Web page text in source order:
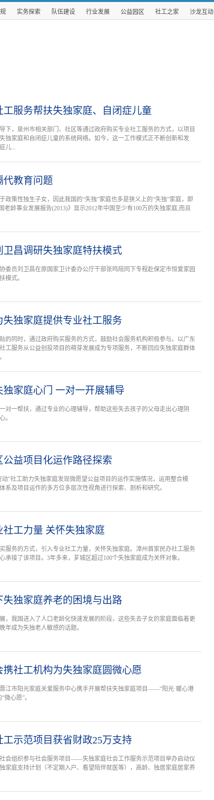
实务探索 队伍建设 行业发展 公益园区 社工之家 沙龙互动
工服务帮扶失独家庭、自闭症儿童
下，泉州市相关部门、社区等通过政府购买专业社工服务的方式，以项目
独家庭和自闭症儿童的系统网络。如今，这一工作模式正不断创新和发
儿...
代教育问题
政策性独生子女，因此我国的“失独”家庭也多是狭义上的“失独”家庭，即
老龄事业发展报告(2013)》显示2012年中国至少有100万的失独家庭,而且
卫昌调研失独家庭特扶模式
委员刘卫昌在原国家卫计委办公厅干部张鸣陪同下专程赴保定市恒爱家园
模式。
失独家庭提供专业社工服务
的同时，通过政府购买服务的方式，鼓励社会服务机构积极参与。以广东
工服务从公益创投项目的萌芽发展成为专项服务，不断回应失独家庭群体
家庭心门 一对一开展辅导
对一帮扶，通过专业的心理辅导，帮助这些失去孩子的父母走出心理阴
。
益项目化运作路径探索
”社工助力失独家庭发现微愿望公益项目的运作实施情况，运用整合模
系及项目运作的多方位多层次性视角进行探索、剖析和研究。
社工力量 关怀失独家庭
服务的方式，引入专业社工力量，关怀失独家庭。漳州首家民办社工服务
接了该项目。3年多来，芗城区超过100个失独家庭成为关怀对象。
失独家庭养老的困境与出路
，我国进入了人口老龄化快速发展的阶段，这些失去子女的家庭面临着更
年成为失独老人敏感的话题。
携社工机构为失独家庭圆微心愿
江市阳光家庭关爱服务中心携手开展帮扶失独家庭项目——“阳光·暖心港
微心愿”。
工示范项目获省财政25万支持
会组织参与社会服务项目——失独家庭社会工作服务示范项目举办启动仪
家庭支持计划（不定期入户、看望陪伴就医等），高龄、独居家庭居家养